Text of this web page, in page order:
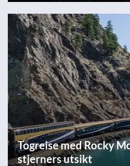
Togreise med Rocky
stjerners utsikt